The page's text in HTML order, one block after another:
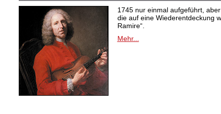
1745 nur einmal aufgeführt,
die auf eine Wiederentdeckung
Ramire“.
Mehr...